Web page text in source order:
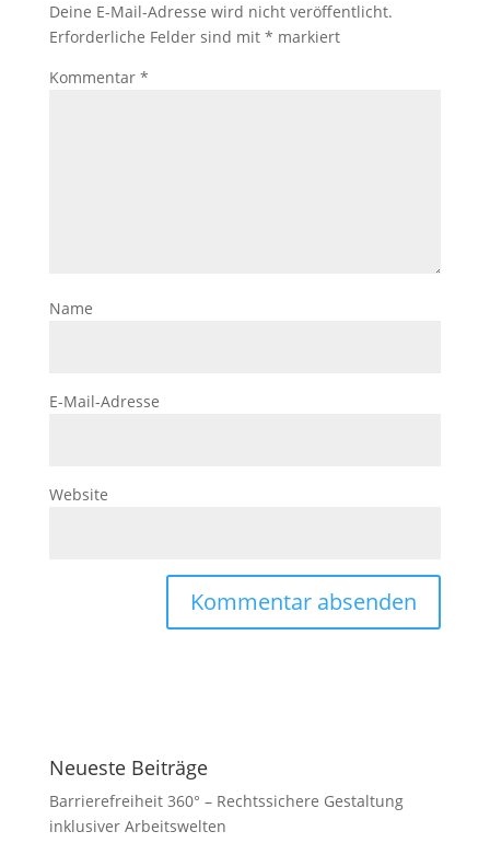
Deine E-Mail-Adresse wird nicht veröffentlicht.
Erforderliche Felder sind mit * markiert
Kommentar *
Name
E-Mail-Adresse
Website
Neueste Beiträge
Barrierefreiheit 360° – Rechtssichere Gestaltung
inklusiver Arbeitswelten